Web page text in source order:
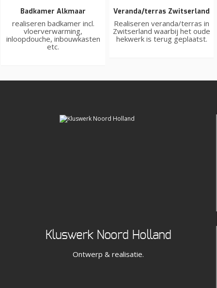
Badkamer Alkmaar
realiseren badkamer incl.
vloerverwarming,
inloopdouche, inbouwkasten
etc.
Veranda/terras Zwitserland
Realiseren veranda/terras in
Zwitserland waarbij het oude
hekwerk is terug geplaatst.
Kluswerk Noord Holland
Ontwerp & realisatie.